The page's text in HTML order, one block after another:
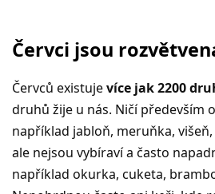
Červci jsou
Červců existujevíce jak 2200
druhů žije u nás. Ničí především
například jabloň, meruňka,
ale nejsou vybíraví a často
například okurka, cuketa,